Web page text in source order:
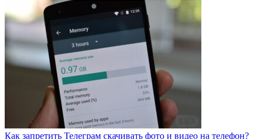
Как запретить Телеграм скачивать фото и видео на телефон?